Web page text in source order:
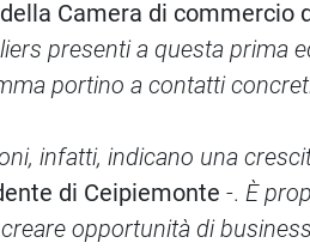
Camera di commercio
presenti a questa prima
portino a contatti
infatti, indicano una
di Ceipiemonte -. È
opportunità di